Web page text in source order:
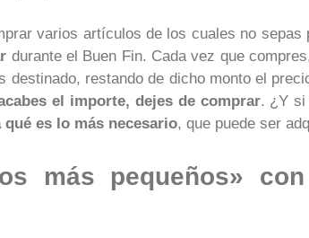
varios artículos de los cuales no
durante el Buen Fin. Cada vez que
destinado, restando de dicho monto el
el importe, dejes de comprar. ¿Y si
es lo más necesario, que puede ser
más pequeños»